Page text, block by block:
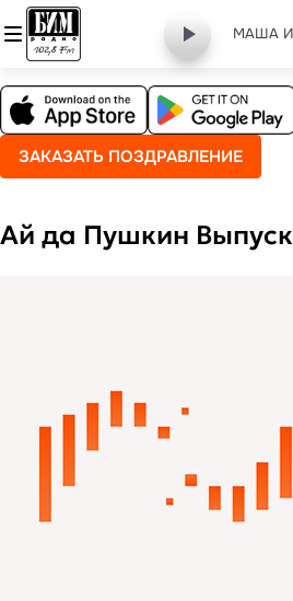
МАША И
ЗАКАЗАТЬ ПОЗДРАВЛЕНИЕ
Ай да Пушкин